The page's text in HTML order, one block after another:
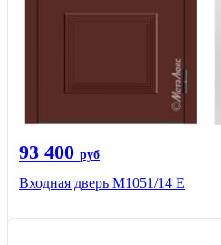
93 400 руб
Входная дверь М1051/14 Е